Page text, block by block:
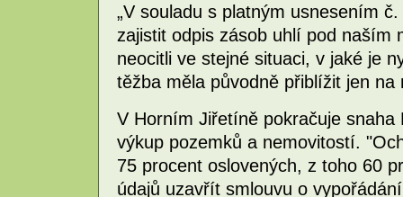
„V souladu s platným usnesením
zajistit odpis zásob uhlí pod naším
neocitli ve stejné situaci, v jaké je
těžba měla původně přiblížit jen na
V Horním Jiřetíně pokračuje snaha
výkup pozemků a nemovitostí.
75 procent oslovených, z toho 60
údajů uzavřít smlouvu o